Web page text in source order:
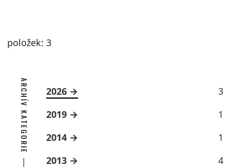
položek: 3
ARCHÍV KATEGORIE 2026
3
2019
1
2014
1
2013
4